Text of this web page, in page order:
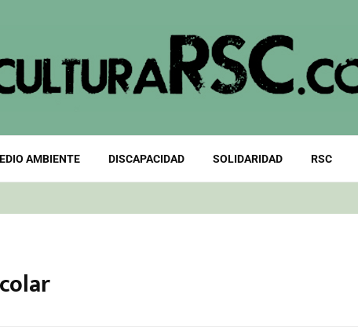
AMBIENTE DISCAPACIDAD SOLIDARIDAD RSC